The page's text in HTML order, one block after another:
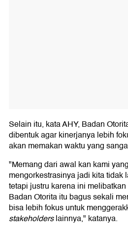
Selain itu, kata AHY, Badan
dibentuk agar kinerjanya lebih
akan memakan waktu yang
"Memang dari awal kan kami
mengorkestrasinya jadi kita tidak
tetapi justru karena ini
Badan Otorita itu bagus sekali
bisa lebih fokus untuk
stakeholderslainnya," katanya.